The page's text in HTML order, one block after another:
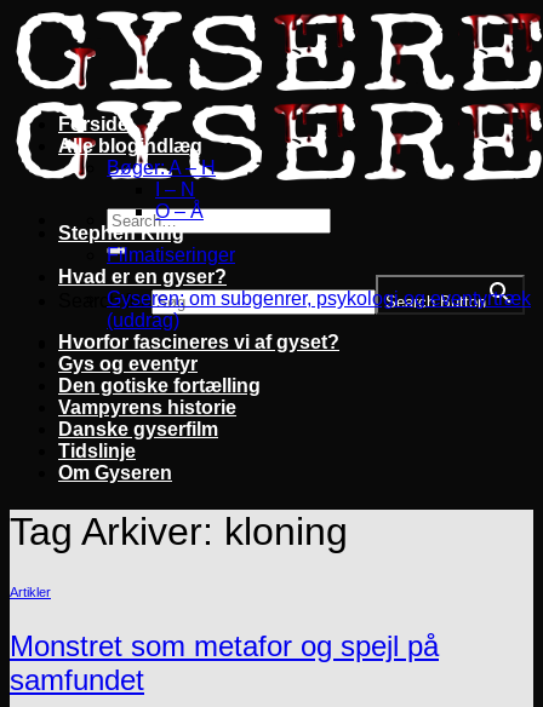
Fortsæt
til
indhold
Search for: Search Button
Forside
Alle blogindlæg
Bøger: A – H
I – N
O – Å
Stephen King
Filmatiseringer
Hvad er en gyser?
Gyseren: om subgenrer, psykologi og eventyrtræk
(uddrag)
Hvorfor fascineres vi af gyset?
Gys og eventyr
Den gotiske fortælling
Vampyrens historie
Danske gyserfilm
Tidslinje
Om Gyseren
Tag Arkiver: kloning
Artikler
Monstret som metafor og spejl på
samfundet